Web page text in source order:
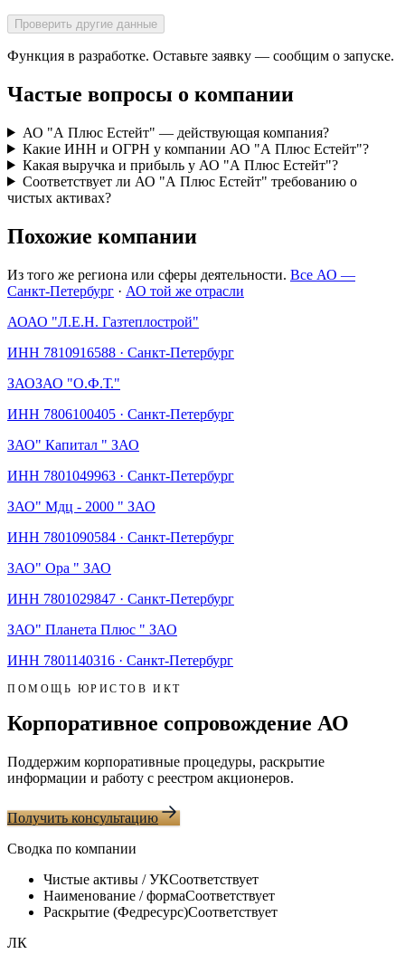
Проверить другие данные
Функция в разработке. Оставьте заявку — сообщим о запуске.
Частые вопросы о компании
АО "А Плюс Естейт" — действующая компания?
Какие ИНН и ОГРН у компании АО "А Плюс Естейт"?
Какая выручка и прибыль у АО "А Плюс Естейт"?
Соответствует ли АО "А Плюс Естейт" требованию о
чистых активах?
Похожие компании
Из того же региона или сферы деятельности. Все АО —
Санкт-Петербург · АО той же отрасли
АОАО "Л.Е.Н. Газтеплострой"
ИНН 7810916588 · Санкт-Петербург
ЗАОЗАО "О.Ф.Т."
ИНН 7806100405 · Санкт-Петербург
ЗАО" Капитал " ЗАО
ИНН 7801049963 · Санкт-Петербург
ЗАО" Мдц - 2000 " ЗАО
ИНН 7801090584 · Санкт-Петербург
ЗАО" Ора " ЗАО
ИНН 7801029847 · Санкт-Петербург
ЗАО" Планета Плюс " ЗАО
ИНН 7801140316 · Санкт-Петербург
ПОМОЩЬ ЮРИСТОВ ИКТ
Корпоративное сопровождение АО
Поддержим корпоративные процедуры, раскрытие
информации и работу с реестром акционеров.
Получить консультацию
Сводка по компании
Чистые активы / УКСоответствует
Наименование / формаСоответствует
Раскрытие (Федресурс)Соответствует
ЛК